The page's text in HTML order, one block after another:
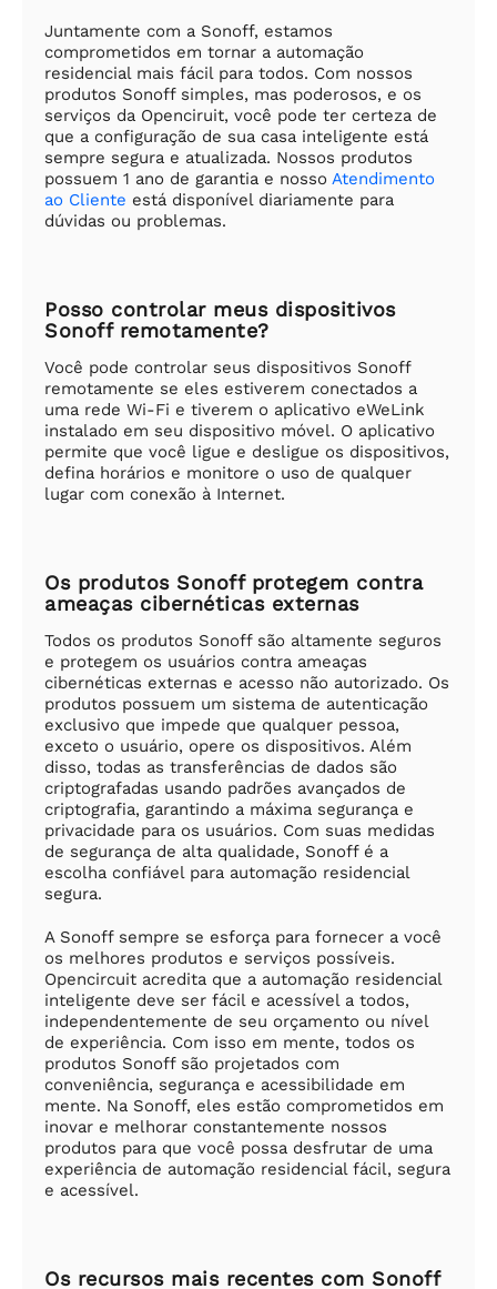
Juntamente com a Sonoff, estamos
comprometidos em tornar a automação
residencial mais fácil para todos. Com nossos
produtos Sonoff simples, mas poderosos, e os
serviços da Openciruit, você pode ter certeza de
que a configuração de sua casa inteligente está
sempre segura e atualizada. Nossos produtos
possuem 1 ano de garantia e nosso Atendimento
ao Cliente está disponível diariamente para
dúvidas ou problemas.
Posso controlar meus dispositivos
Sonoff remotamente?
Você pode controlar seus dispositivos Sonoff
remotamente se eles estiverem conectados a
uma rede Wi-Fi e tiverem o aplicativo eWeLink
instalado em seu dispositivo móvel. O aplicativo
permite que você ligue e desligue os dispositivos,
defina horários e monitore o uso de qualquer
lugar com conexão à Internet.
Os produtos Sonoff protegem contra
ameaças cibernéticas externas
Todos os produtos Sonoff são altamente seguros
e protegem os usuários contra ameaças
cibernéticas externas e acesso não autorizado. Os
produtos possuem um sistema de autenticação
exclusivo que impede que qualquer pessoa,
exceto o usuário, opere os dispositivos. Além
disso, todas as transferências de dados são
criptografadas usando padrões avançados de
criptografia, garantindo a máxima segurança e
privacidade para os usuários. Com suas medidas
de segurança de alta qualidade, Sonoff é a
escolha confiável para automação residencial
segura.
A Sonoff sempre se esforça para fornecer a você
os melhores produtos e serviços possíveis.
Opencircuit acredita que a automação residencial
inteligente deve ser fácil e acessível a todos,
independentemente de seu orçamento ou nível
de experiência. Com isso em mente, todos os
produtos Sonoff são projetados com
conveniência, segurança e acessibilidade em
mente. Na Sonoff, eles estão comprometidos em
inovar e melhorar constantemente nossos
produtos para que você possa desfrutar de uma
experiência de automação residencial fácil, segura
e acessível.
Os recursos mais recentes com Sonoff